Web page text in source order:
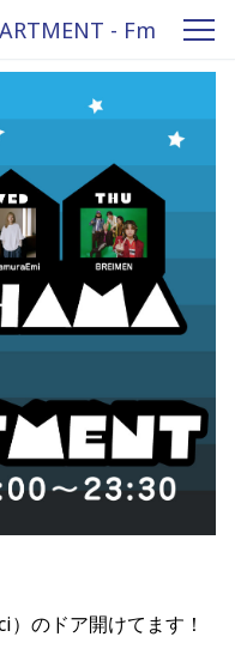
- Fm
）のドア開けてます！